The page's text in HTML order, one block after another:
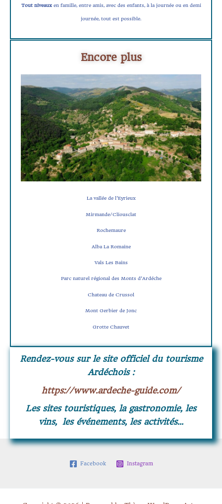
Tout niveauxen famille, entre amis, avec des enfants, à la journée ou en demi
journée, tout est possible.
Encore plus
La vallée de l’Eyrieux
Mirmande/Cliousclat
Rochemaure
Alba La Romaine
Vals Les Bains
Parc naturel régional des Monts d’Ardéche
Chateau de Crussol
Mont Gerbier de Jonc
Grotte Chauvet
Rendez-vous sur le site officiel du tourisme
Ardéchois :
https://www.ardeche-guide.com/
Les sites touristiques, la gastronomie, les
vins, les événements, les activités…
Facebook Instagram